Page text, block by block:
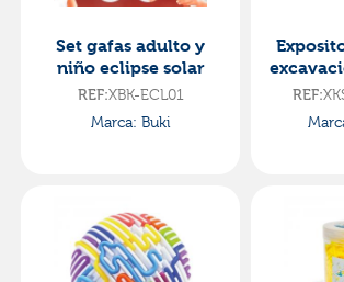
Set gafas adulto y
niño eclipse solar
REF:XBK-ECL01
Marca: Buki
y
REF: